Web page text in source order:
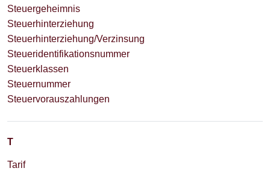
Steuergeheimnis
Steuerhinterziehung
Steuerhinterziehung/Verzinsung
Steueridentifikationsnummer
Steuerklassen
Steuernummer
Steuervorauszahlungen
T
Tarif